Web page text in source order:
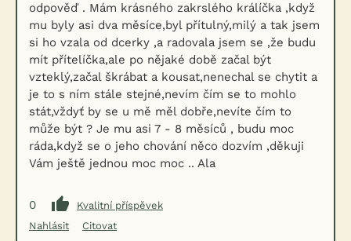
odpověď . Mám krásného zakrslého králíčka ,když
mu byly asi dva měsíce,byl přítulný,milý a tak jsem
si ho vzala od dcerky ,a radovala jsem se ,že budu
mít přítelíčka,ale po nějaké době začal být
vzteklý,začal škrábat a kousat,nenechal se chytit a
je to s ním stále stejné,nevím čím se to mohlo
stát,vždyť by se u mě měl dobře,nevíte čím to
může být ? Je mu asi 7 - 8 měsíců , budu moc
ráda,když se o jeho chování něco dozvím ,děkuji
Vám ještě jednou moc moc .. Ala
0
Kvalitní příspěvek
Nahlásit
Citovat